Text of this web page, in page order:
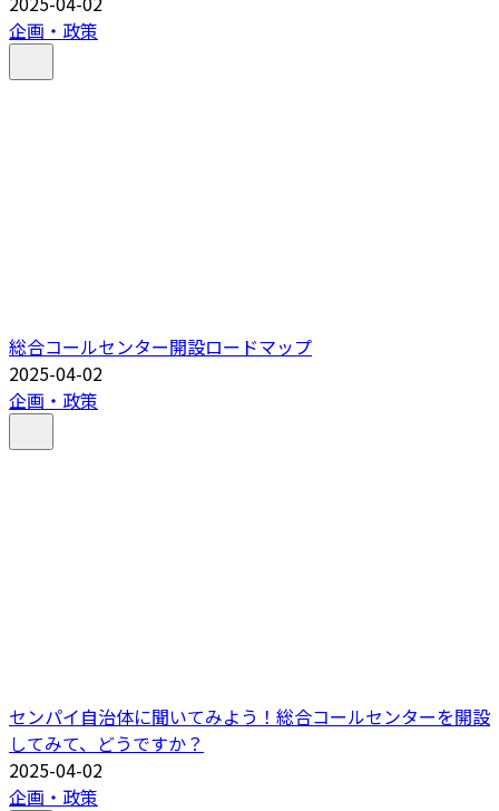
企画・政策
総合コールセンター開設ロードマップ
2025-04-02
企画・政策
センパイ自治体に聞いてみよう！総合コールセンターを開設
してみて、どうですか？
2025-04-02
企画・政策